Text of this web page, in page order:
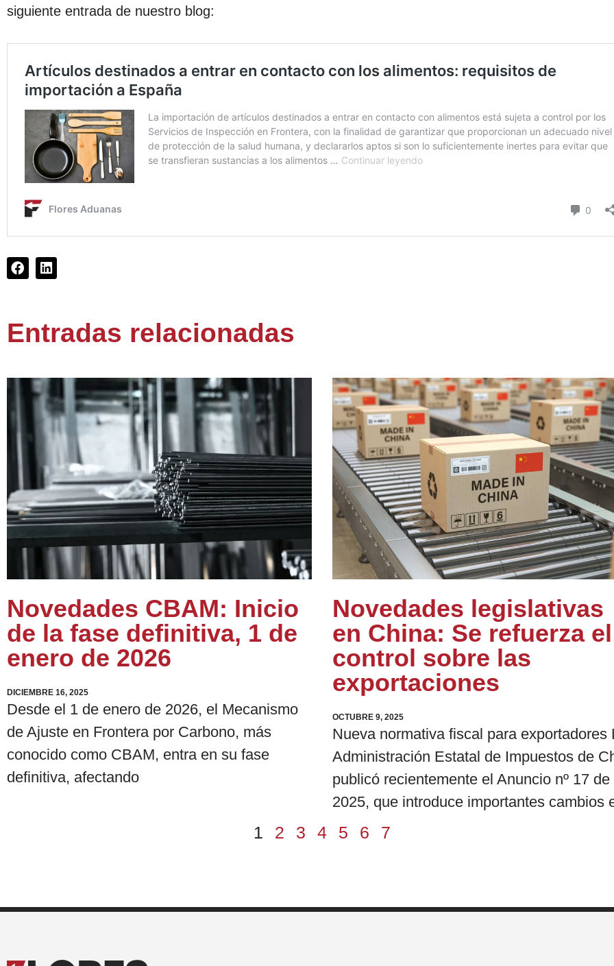
siguiente entrada de nuestro blog:
Entradas relacionadas
Novedades CBAM: Inicio
de la fase definitiva, 1 de
enero de 2026
DICIEMBRE 16, 2025
Desde el 1 de enero de 2026, el Mecanismo
de Ajuste en Frontera por Carbono, más
conocido como CBAM, entra en su fase
definitiva, afectando
Novedades legislativas
en China: Se refuerza el
control sobre las
exportaciones
OCTUBRE 9, 2025
Nueva normativa fiscal para exportadores
Administración Estatal de Impuestos de
publicó recientemente el Anuncio nº 17 de
2025, que introduce importantes cambios
1 2 3 4 5 6 7